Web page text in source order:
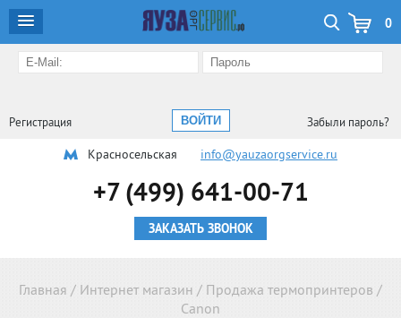
0
Забыли пароль?
Регистрация
Красносельская info@yauzaorgservice.ru
+7 (499) 641-00-71
ЗАКАЗАТЬ ЗВОНОК
Главная / Интернет магазин / Продажа термопринтеров /
Canon